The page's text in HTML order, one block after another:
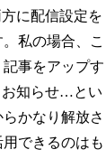
に配信設定を
私の場合、こ
事をアップす
知らせ…とい
かなり解放さ
できるのはも